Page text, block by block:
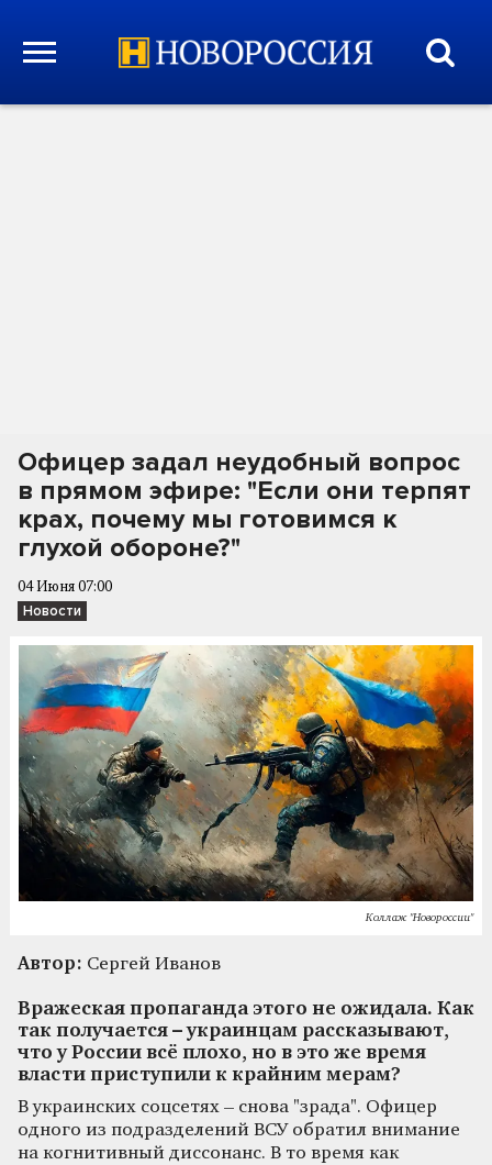
Офицер задал неудобный вопрос
в прямом эфире: "Если они терпят
крах, почему мы готовимся к
глухой обороне?"
04 Июня 07:00
Новости
Коллаж "Новороссии"
Автор: Сергей Иванов
Вражеская пропаганда этого не ожидала. Как
так получается – украинцам рассказывают,
что у России всё плохо, но в это же время
власти приступили к крайним мерам?
В украинских соцсетях – снова "зрада". Офицер
одного из подразделений ВСУ обратил внимание
на когнитивный диссонанс. В то время как